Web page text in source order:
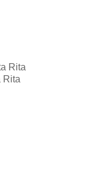
Rita
Rita